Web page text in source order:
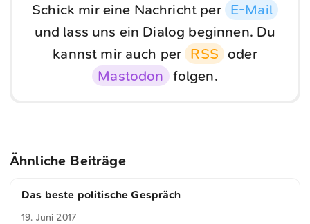
Schick mir eine Nachricht per E-Mail
und lass uns ein Dialog beginnen. Du
kannst mir auch per RSS oder
Mastodon folgen.
Ähnliche Beiträge
Das beste politische Gespräch
19. Juni 2017